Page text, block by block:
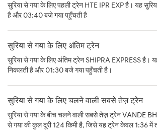
सुरिया से गया के लिए पहली ट्रेन HTE IPR EXP है। यह
है और 03:40 बजे गया पहुँचती है
सुरिया से गया के लिए अंतिम ट्रेन
सुरिया से गया के लिए अंतिम ट्रेन SHIPRA EXPRESS है।
निकलती है और 01:30 बजे गया पहुँचती है।
सुरिया से गया के लिए चलने वाली सबसे तेज़ ट्रेन
सुरिया से गया के बीच चलने वाली सबसे तेज़ ट्रेन VANDE
से गया की कुल दूरी 124 किमी है, जिसे यह ट्रेन केवल 1:36 में